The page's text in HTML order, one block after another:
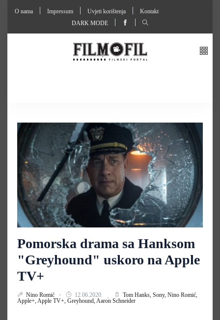
O nama Impressum Uvjeti korištenja
Kontakt
DARK MODE
Pomorska drama sa Hanksom
"Greyhound" uskoro na Apple
TV+
Nino Romić 12.06.2020. Tom Hanks, Sony, Nino Romić,
Apple+, Apple TV+, Greyhound, Aaron Schneider